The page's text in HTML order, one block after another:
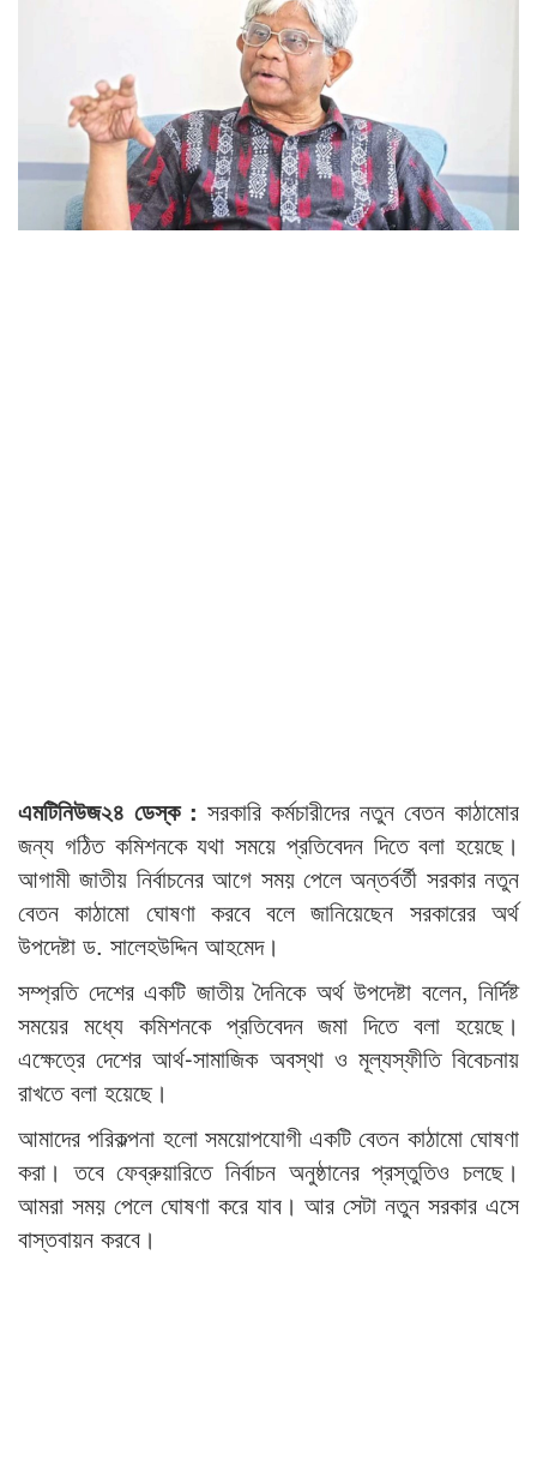
এমটিনিউজ২৪ ডেস্ক : সরকারি কর্মচারীদের নতুন বেতন কাঠামোর
জন্য গঠিত কমিশনকে যথা সময়ে প্রতিবেদন দিতে বলা হয়েছে।
আগামী জাতীয় নির্বাচনের আগে সময় পেলে অন্তর্বর্তী সরকার নতুন
বেতন কাঠামো ঘোষণা করবে বলে জানিয়েছেন সরকারের অর্থ
উপদেষ্টা ড. সালেহউদ্দিন আহমেদ।
সম্প্রতি দেশের একটি জাতীয় দৈনিকে অর্থ উপদেষ্টা বলেন, নির্দিষ্ট
সময়ের মধ্যে কমিশনকে প্রতিবেদন জমা দিতে বলা হয়েছে।
এক্ষেত্রে দেশের আর্থ-সামাজিক অবস্থা ও মূল্যস্ফীতি বিবেচনায়
রাখতে বলা হয়েছে।
আমাদের পরিকল্পনা হলো সময়োপযোগী একটি বেতন কাঠামো ঘোষণা
করা। তবে ফেব্রুয়ারিতে নির্বাচন অনুষ্ঠানের প্রস্তুতিও চলছে।
আমরা সময় পেলে ঘোষণা করে যাব। আর সেটা নতুন সরকার এসে
বাস্তবায়ন করবে।